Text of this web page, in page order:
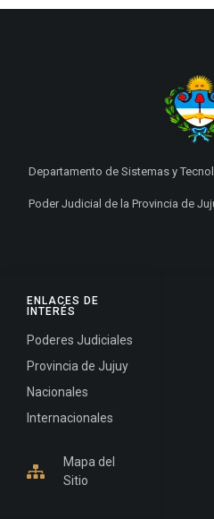
ENLACES DE
INTERÉS
Poderes Judiciales
Provincia de Jujuy
Nacionales
Internacionales
Mapa del
Sitio
Departamento de Sistemas y
Poder Judicial de la Provincia de